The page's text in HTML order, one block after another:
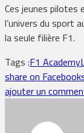
Ces jeunes pilotes
l’univers du sport
la seule filière F1.
Tags :F1 Academy
share on Facebook
ajouter un